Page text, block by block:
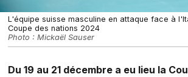
L'équipe suisse masculine en attaque face à
Coupe des nations 2024
Photo : Mickaël Sauser
Du 19 au 21 décembre a eu lieu la